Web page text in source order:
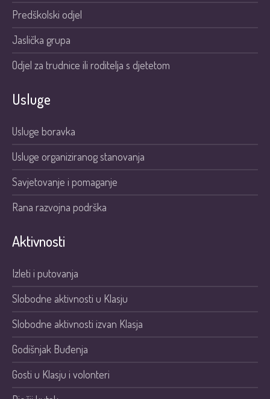
Predškolski odjel
Jaslička grupa
Odjel za trudnice ili roditelja s djetetom
Usluge
Usluge boravka
Usluge organiziranog stanovanja
Savjetovanje i pomaganje
Rana razvojna podrška
Aktivnosti
Izleti i putovanja
Slobodne aktivnosti u Klasju
Slobodne aktivnosti izvan Klasja
Godišnjak Buđenja
Gosti u Klasju i volonteri